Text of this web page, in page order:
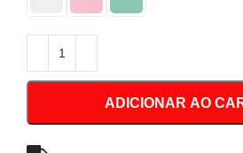
ADICIONAR AO